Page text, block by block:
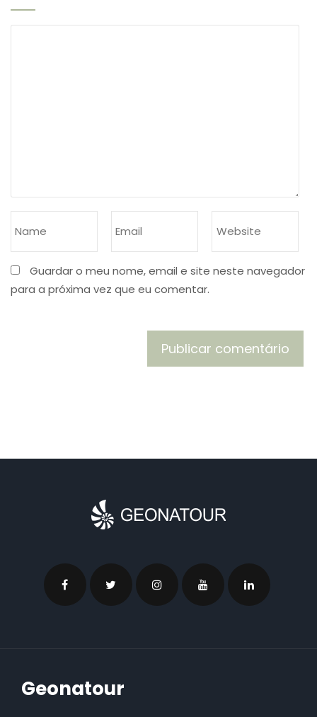
Guardar o meu nome, email e site neste navegador
para a próxima vez que eu comentar.
Geonatour